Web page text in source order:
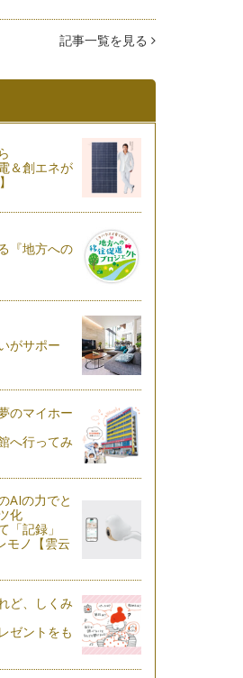
記事一覧を見る
＆創エネが
『地方への
がサポー
のマイホー
へ行ってみ
AIの力でと
化
「記録」
モノ【雲云
ど、しくみ
ゼントをも